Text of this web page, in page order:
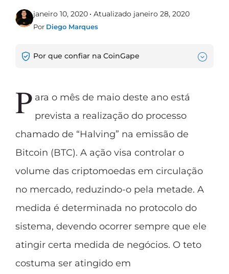
janeiro 10, 2020 Atualizado janeiro 28, 2020
Por Diego Marques
Por que confiar na CoinGape
P ara o mês de maio deste ano está
prevista a realização do processo
chamado de “Halving” na emissão de
Bitcoin (BTC). A ação visa controlar o
volume das criptomoedas em circulação
no mercado, reduzindo-o pela metade. A
medida é determinada no protocolo do
sistema, devendo ocorrer sempre que ele
atingir certa medida de negócios. O teto
costuma ser atingido em